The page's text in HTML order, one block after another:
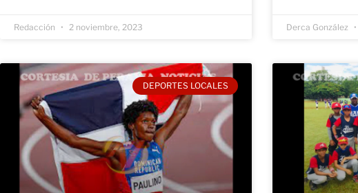
Redacción 2 noviembre, 2023 Derca González
DEPORTES LOCALES